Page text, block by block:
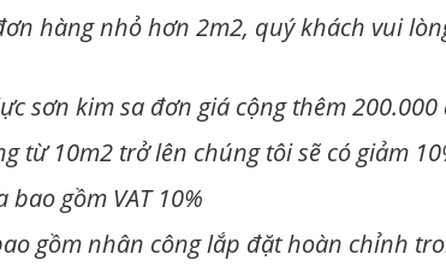
hàng nhỏ hơn 2m2, quý khách vui
sơn kim sa đơn giá cộng thêm
từ 10m2 trở lên chúng tôi sẽ có giảm
gồm VAT 10%
gồm nhân công lắp đặt hoàn chỉnh